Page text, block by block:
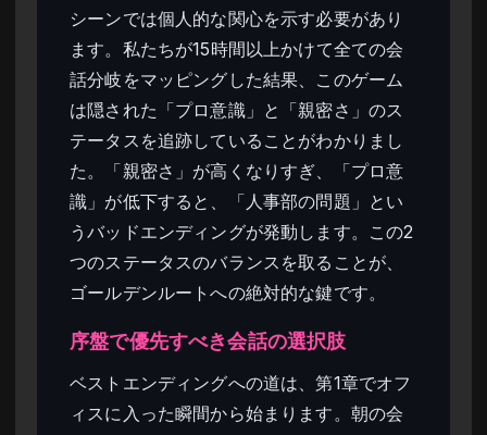
シーンでは個人的な関心を示す必要があり
ます。私たちが15時間以上かけて全ての会
話分岐をマッピングした結果、このゲーム
は隠された「プロ意識」と「親密さ」のス
テータスを追跡していることがわかりまし
た。「親密さ」が高くなりすぎ、「プロ意
識」が低下すると、「人事部の問題」とい
うバッドエンディングが発動します。この2
つのステータスのバランスを取ることが、
ゴールデンルートへの絶対的な鍵です。
序盤で優先すべき会話の選択肢
ベストエンディングへの道は、第1章でオフ
ィスに入った瞬間から始まります。朝の会